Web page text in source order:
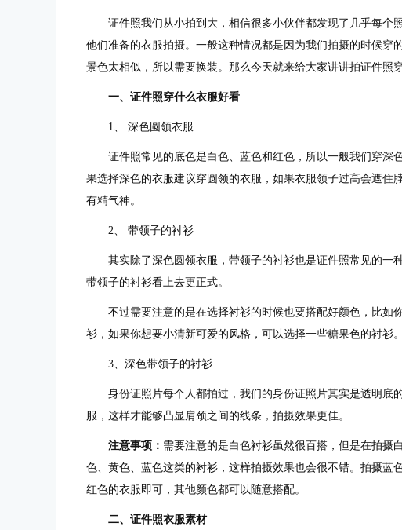
证件照我们从小拍到大，相信很多小伙伴都发现了几乎每个
他们准备的衣服拍摄。一般这种情况都是因为我们拍摄的时候穿
景色太相似，所以需要换装。那么今天就来给大家讲讲拍证件照
一、证件照穿什么衣服好看
1、 深色圆领衣服
证件照常见的底色是白色、蓝色和红色，所以一般我们穿深
果选择深色的衣服建议穿圆领的衣服，如果衣服领子过高会遮住
有精气神。
2、 带领子的衬衫
其实除了深色圆领衣服，带领子的衬衫也是证件照常见的一
带领子的衬衫看上去更正式。
不过需要注意的是在选择衬衫的时候也要搭配好颜色，比如
衫，如果你想要小清新可爱的风格，可以选择一些糖果色的衬衫。
3、深色带领子的衬衫
身份证照片每个人都拍过，我们的身份证照片其实是透明底
服，这样才能够凸显肩颈之间的线条，拍摄效果更佳。
注意事项： 需要注意的是白色衬衫虽然很百搭，但是在拍摄
色、黄色、蓝色这类的衬衫，这样拍摄效果也会很不错。拍摄蓝
红色的衣服即可，其他颜色都可以随意搭配。
二、证件照衣服素材